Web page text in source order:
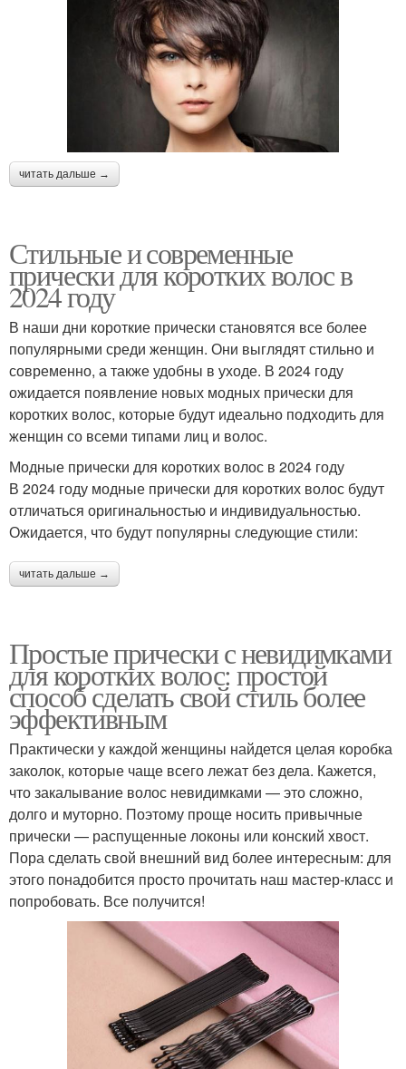
читать дальше →
Стильные и современные
прически для коротких волос в
2024 году
В наши дни короткие прически становятся все более
популярными среди женщин. Они выглядят стильно и
современно, а также удобны в уходе. В 2024 году
ожидается появление новых модных прически для
коротких волос, которые будут идеально подходить для
женщин со всеми типами лиц и волос.
Модные прически для коротких волос в 2024 году
В 2024 году модные прически для коротких волос будут
отличаться оригинальностью и индивидуальностью.
Ожидается, что будут популярны следующие стили:
читать дальше →
Простые прически с невидимками
для коротких волос: простой
способ сделать свой стиль более
эффективным
Практически у каждой женщины найдется целая коробка
заколок, которые чаще всего лежат без дела. Кажется,
что закалывание волос невидимками — это сложно,
долго и муторно. Поэтому проще носить привычные
прически — распущенные локоны или конский хвост.
Пора сделать свой внешний вид более интересным: для
этого понадобится просто прочитать наш мастер-класс и
попробовать. Все получится!